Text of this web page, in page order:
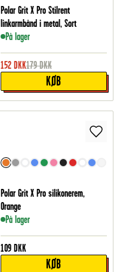
Polar Grit X Pro Stilrent
linkarmbånd i metal, Sort
På lager
152 DKK179 DKK
KØB
Polar Grit X Pro silikonerem,
Orange
På lager
109 DKK
KØB